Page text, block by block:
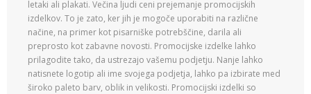
letaki ali plakati. Večina ljudi ceni prejemanje promocijskih
izdelkov. To je zato, ker jih je mogoče uporabiti na različne
načine, na primer kot pisarniške potrebščine, darila ali
preprosto kot zabavne novosti. Promocijske izdelke lahko
prilagodite tako, da ustrezajo vašemu podjetju. Nanje lahko
natisnete logotip ali ime svojega podjetja, lahko pa izbirate med
široko paleto barv, oblik in velikosti. Promocijski izdelki so